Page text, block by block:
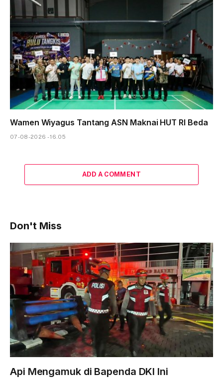
Wamen Wiyagus Tantang ASN Maknai HUT RI Beda
07-08-2026 - 16.05
ADD A COMMENT
Don't Miss
Api Mengamuk di Bapenda DKI Ini